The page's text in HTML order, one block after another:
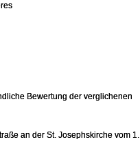
Bewertung der verglichenen
an der St. Josephskirche vom 1.